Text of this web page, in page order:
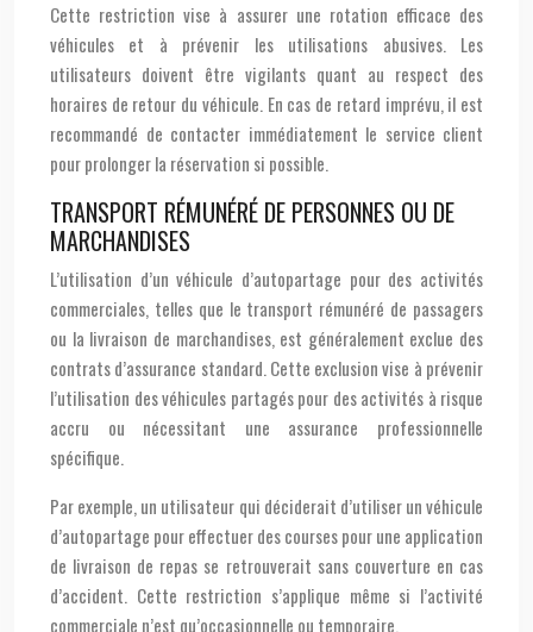
Cette restriction vise à assurer une rotation efficace des
véhicules et à prévenir les utilisations abusives. Les
utilisateurs doivent être vigilants quant au respect des
horaires de retour du véhicule. En cas de retard imprévu, il est
recommandé de contacter immédiatement le service client
pour prolonger la réservation si possible.
TRANSPORT RÉMUNÉRÉ DE PERSONNES OU DE
MARCHANDISES
L’utilisation d’un véhicule d’autopartage pour des activités
commerciales, telles que le transport rémunéré de passagers
ou la livraison de marchandises, est généralement exclue des
contrats d’assurance standard. Cette exclusion vise à prévenir
l’utilisation des véhicules partagés pour des activités à risque
accru ou nécessitant une assurance professionnelle
spécifique.
Par exemple, un utilisateur qui déciderait d’utiliser un véhicule
d’autopartage pour effectuer des courses pour une application
de livraison de repas se retrouverait sans couverture en cas
d’accident. Cette restriction s’applique même si l’activité
commerciale n’est qu’occasionnelle ou temporaire.